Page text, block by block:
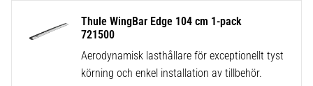
Thule WingBar Edge 104 cm 1-pack
721500
Aerodynamisk lasthållare för exceptionellt tyst
körning och enkel installation av tillbehör.